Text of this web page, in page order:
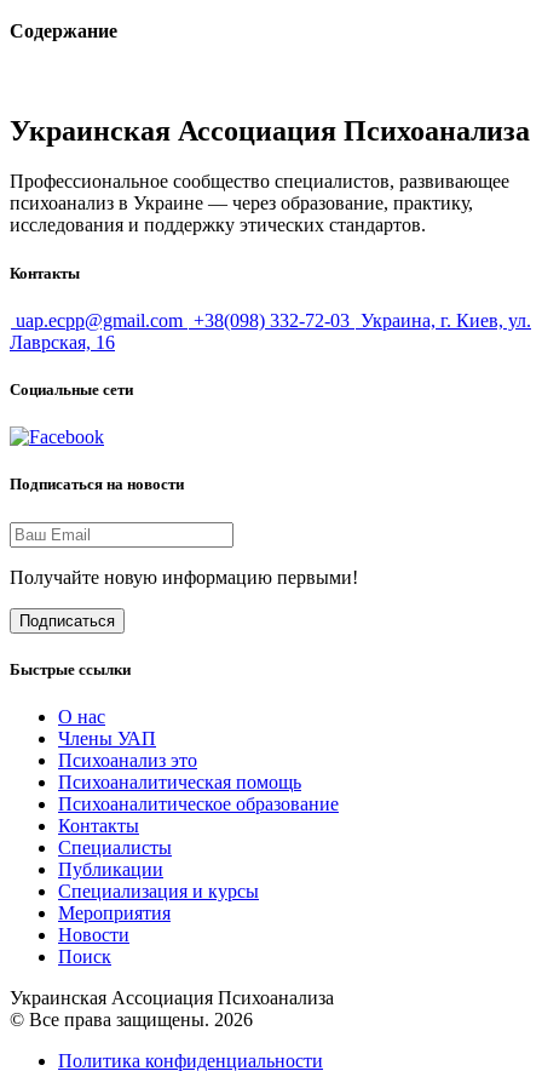
Содержание
Украинская Ассоциация Психоанализа
Профессиональное сообщество специалистов, развивающее
психоанализ в Украине — через образование, практику,
исследования и поддержку этических стандартов.
Контакты
uap.ecpp@gmail.com +38(098) 332-72-03 Украина, г. Киев, ул.
Лаврская, 16
Социальные сети
Подписаться на новости
Получайте новую информацию первыми!
Подписаться
Быстрые ссылки
О нас
Члены УАП
Психоанализ это
Психоаналитическая помощь
Психоаналитическое образование
Контакты
Специалисты
Публикации
Специализация и курсы
Мероприятия
Новости
Поиск
Украинская Ассоциация Психоанализа
© Все права защищены. 2026
Политика конфиденциальности